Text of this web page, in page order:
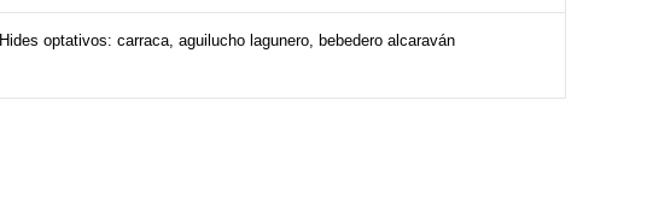
Hides optativos: carraca, aguilucho lagunero, bebedero alcaraván